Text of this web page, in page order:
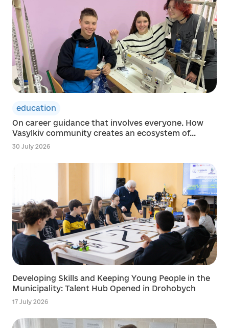
education
On career guidance that involves everyone. How
Vasylkiv community creates an ecosystem of...
30 July 2026
Developing Skills and Keeping Young People in the
Municipality: Talent Hub Opened in Drohobych
17 July 2026